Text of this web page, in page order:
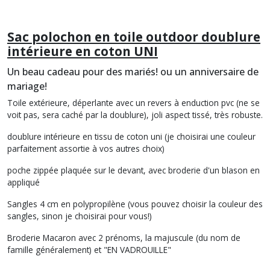
Sac polochon en toile outdoor doublure
intérieure en coton UNI
Un beau cadeau pour des mariés! ou un anniversaire de
mariage!
Toile extérieure, déperlante avec un revers à enduction pvc (ne se
voit pas, sera caché par la doublure), joli aspect tissé, très robuste.
doublure intérieure en tissu de coton uni (je choisirai une couleur
parfaitement assortie à vos autres choix)
poche zippée plaquée sur le devant, avec broderie d'un blason en
appliqué
Sangles 4 cm en polypropilène (vous pouvez choisir la couleur des
sangles, sinon je choisirai pour vous!)
Broderie Macaron avec 2 prénoms, la majuscule (du nom de
famille généralement) et "EN VADROUILLE"